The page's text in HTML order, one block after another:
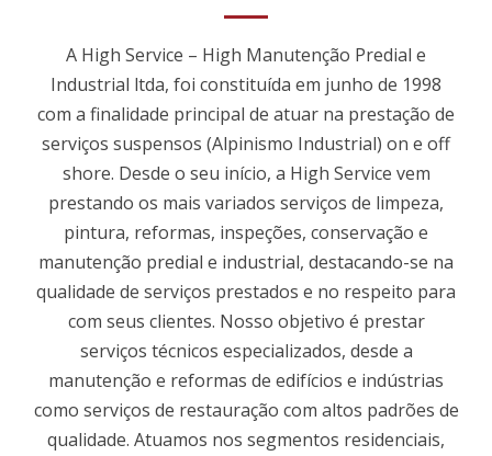
A High Service – High Manutenção Predial e
Industrial ltda, foi constituída em junho de 1998
com a finalidade principal de atuar na prestação de
serviços suspensos (Alpinismo Industrial) on e off
shore. Desde o seu início, a High Service vem
prestando os mais variados serviços de limpeza,
pintura, reformas, inspeções, conservação e
manutenção predial e industrial, destacando-se na
qualidade de serviços prestados e no respeito para
com seus clientes. Nosso objetivo é prestar
serviços técnicos especializados, desde a
manutenção e reformas de edifícios e indústrias
como serviços de restauração com altos padrões de
qualidade. Atuamos nos segmentos residenciais,